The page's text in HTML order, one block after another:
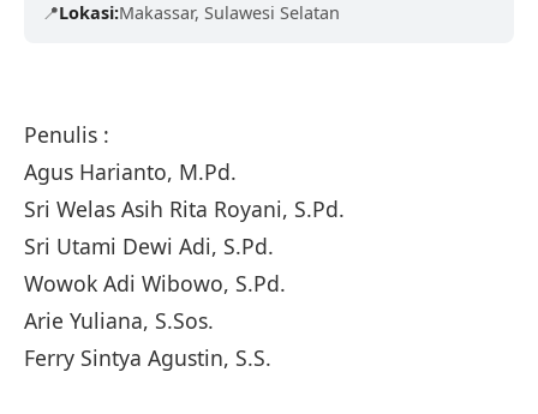
📍Lokasi:Makassar, Sulawesi Selatan
Penulis :
Agus Harianto, M.Pd.
Sri Welas Asih Rita Royani, S.Pd.
Sri Utami Dewi Adi, S.Pd.
Wowok Adi Wibowo, S.Pd.
Arie Yuliana, S.Sos.
Ferry Sintya Agustin, S.S.